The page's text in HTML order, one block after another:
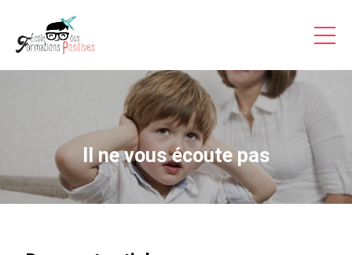
Il ne vous écoute pas
Consultations & Coaching
Articles
Témoignages Vidéo
Inscriptions